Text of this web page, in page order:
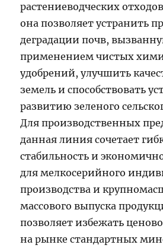
растениеводческих
она позволяет устранить
деградации почв,
применением чистых
удобрений, улучшить
земель и способствовать
развитию зеленого
Для производственных
данная линия сочетает
стабильность и
для мелкосерийного
производства и
массового выпуска
позволяет избежать
на рынке стандартных